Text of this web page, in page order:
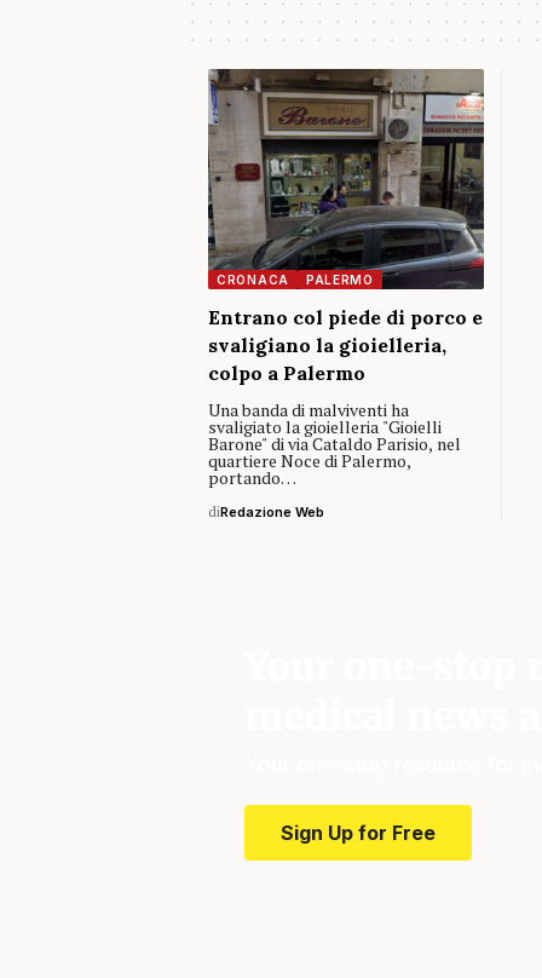
CRONACA PALERMO
Entrano col piede di porco e
svaligiano la gioielleria,
colpo a Palermo
Una banda di malviventi ha
svaligiato la gioielleria "Gioielli
Barone" di via Cataldo Parisio, nel
quartiere Noce di Palermo,
portando…
diRedazione Web
Sign Up for Free